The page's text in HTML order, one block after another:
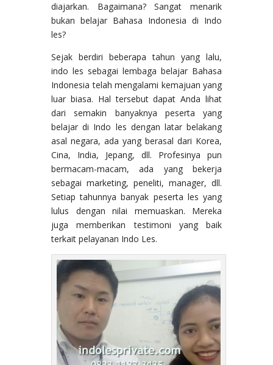
diajarkan. Bagaimana? Sangat menarik
bukan belajar Bahasa Indonesia di Indo
les?
Sejak berdiri beberapa tahun yang lalu,
indo les sebagai lembaga belajar Bahasa
Indonesia telah mengalami kemajuan yang
luar biasa. Hal tersebut dapat Anda lihat
dari semakin banyaknya peserta yang
belajar di Indo les dengan latar belakang
asal negara, ada yang berasal dari Korea,
Cina, India, Jepang, dll. Profesinya pun
bermacam-macam, ada yang bekerja
sebagai marketing, peneliti, manager, dll.
Setiap tahunnya banyak peserta les yang
lulus dengan nilai memuaskan. Mereka
juga memberikan testimoni yang baik
terkait pelayanan Indo Les.